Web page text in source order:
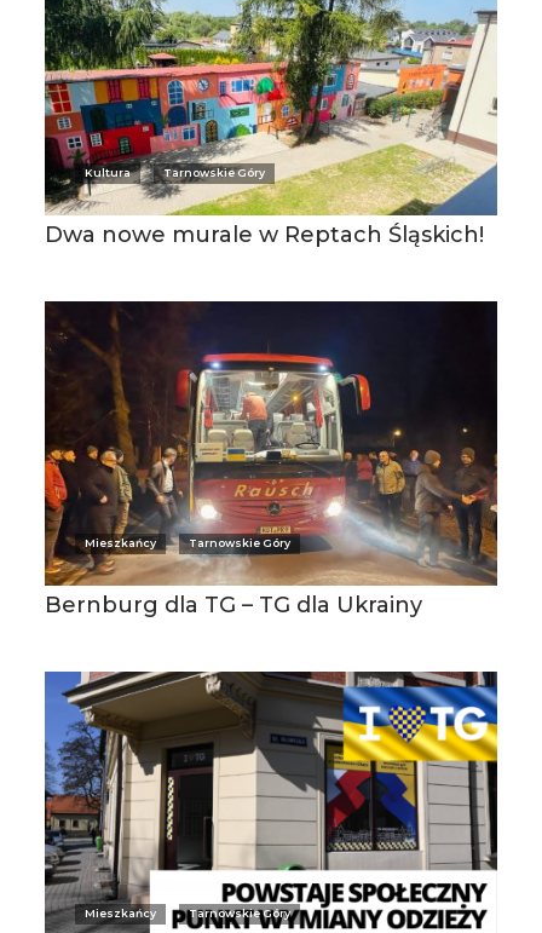
Kultura Tarnowskie Góry
Dwa nowe murale w Reptach Śląskich!
Mieszkańcy Tarnowskie Góry
Bernburg dla TG – TG dla Ukrainy
Mieszkańcy Tarnowskie Góry